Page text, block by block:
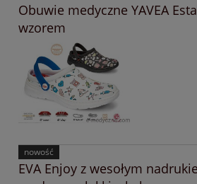
Obuwie medyczne YAVEA
wzorem
EVA Enjoy z wesołym
nowość